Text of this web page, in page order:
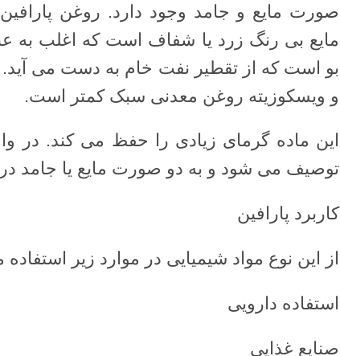
صورت مایع و جامد وجود دارد. روغن
مایع بی رنگ زرد یا شفاف است که اغلب به
بو است که از تقطیر نفت خام به دست می
و ویسکوزیته روغن معدنی سبک کمتر است.
این ماده گرمای زیادی را حفظ می کند. در
توصیف می شود و به دو صورت مایع یا جامد
کاربرد پارافین
از این نوع مواد شیمیایی در موارد زیر
استفاده دارویی
صنایع غذایی